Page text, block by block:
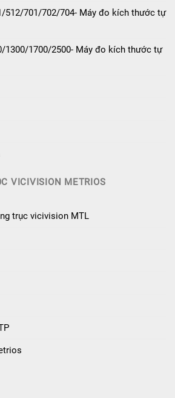
512/701/702/704- Máy đo kích thước tự
1300/1700/2500- Máy đo kích thước tự
VICIVISION METRIOS
trục vicivision MTL